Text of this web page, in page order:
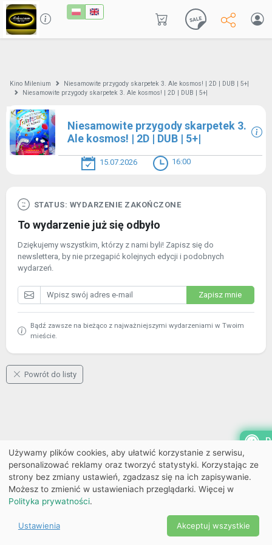
Kino Milenium
Niesamowite przygody skarpetek 3. Ale kosmos! | 2D | DUB | 5+|
Niesamowite przygody skarpetek 3. Ale kosmos! | 2D | DUB | 5+|
Niesamowite przygody skarpetek 3.
Ale kosmos! | 2D | DUB | 5+|
15.07.2026 16:00
STATUS: WYDARZENIE ZAKOŃCZONE
To wydarzenie już się odbyło
Dziękujemy wszystkim, którzy z nami byli! Zapisz się do
newslettera, by nie przegapić kolejnych edycji i podobnych
wydarzeń.
Zapisz mnie
Bądź zawsze na bieżąco z najważniejszymi wydarzeniami w Twoim
mieście.
Powrót do listy
Ekobilet2026 |
Ustawienia
cookies
2026
Używamy plików cookies, aby ułatwić korzystanie z serwisu,
personalizować reklamy oraz tworzyć statystyki. Korzystając ze
strony bez zmiany ustawień, zgadzasz się na ich zapisywanie.
Możesz to zmienić w ustawieniach przeglądarki. Więcej w
Polityka prywatności.
Ustawienia Akceptuj wszystkie